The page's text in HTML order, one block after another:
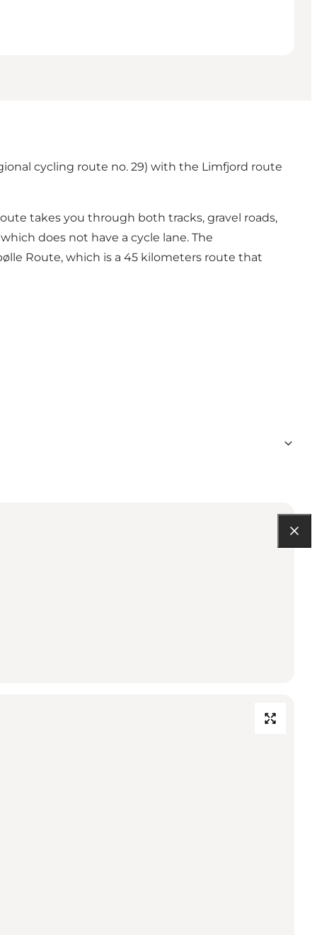
cycling route no. 29) with the Limfjord route
takes you through both tracks, gravel roads,
does not have a cycle lane. The
Route, which is a 45 kilometers route that